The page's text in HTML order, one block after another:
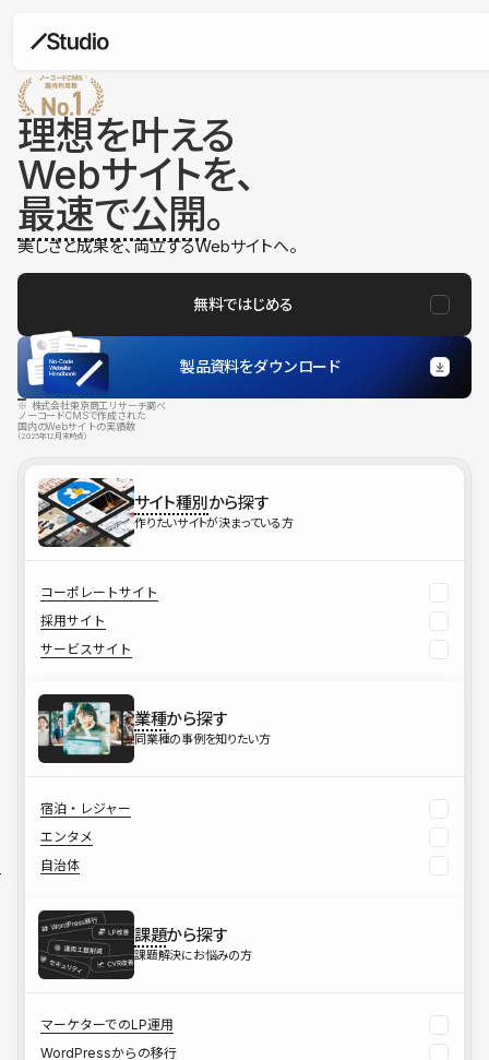
理想を叶える
Webサイトを、
最速で公開。
美しさと成果を、両立するWebサイトへ。
無料ではじめる
製品資料をダウンロード
※ 株式会社東京商工リサーチ調べ
ノーコードCMSで作成された
国内のWebサイトの実績数
（2025年12月末時点）
サイト種別から探す
作りたいサイトが決まっている方
コーポレートサイト
採用サイト
サービスサイト
業種から探す
同業種の事例を知りたい方
宿泊・レジャー
エンタメ
自治体
課題から探す
課題解決にお悩みの方
マーケターでのLP運用
WordPressからの移行